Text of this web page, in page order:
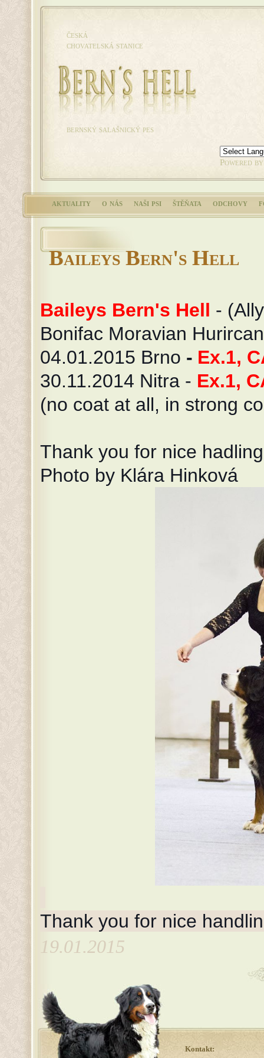
česká
chovatelská stanice
Powered
bernský salašnický pes
aktuality o nás naši psi štěňata odchovy
Baileys Bern's Hell
Baileys Bern's Hell -
Bonifac Moravian
04.01.2015 Brno - Ex.1,
30.11.2014 Nitra - Ex.1,
(no coat at all, in strong
Thank you for nice
Photo by Klára Hinková
Thank you for nice
19.01.2015
Kontakt: